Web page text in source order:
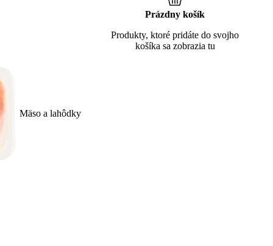
Mäso a lahôdky
Prázdny košík
Produkty, ktoré pridáte do svojho
košíka sa zobrazia tu